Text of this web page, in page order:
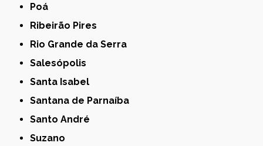
Poá
Ribeirão Pires
Rio Grande da Serra
Salesópolis
Santa Isabel
Santana de Parnaíba
Santo André
Suzano